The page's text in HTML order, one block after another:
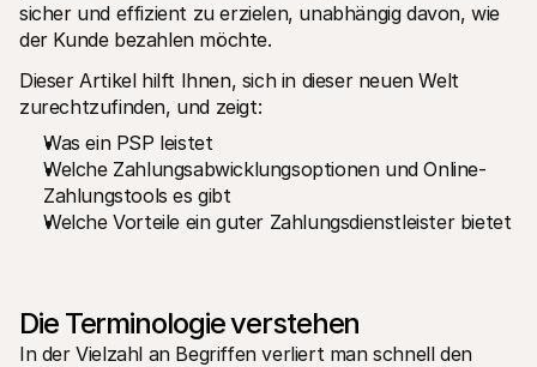
sicher und effizient zu erzielen, unabhängig davon, wie
der Kunde bezahlen möchte.
Dieser Artikel hilft Ihnen, sich in dieser neuen Welt
zurechtzufinden, und zeigt:
Was ein PSP leistet
Welche Zahlungsabwicklungsoptionen und Online-
Zahlungstools es gibt
Welche Vorteile ein guter Zahlungsdienstleister bietet
Die Terminologie verstehen
In der Vielzahl an Begriffen verliert man schnell den